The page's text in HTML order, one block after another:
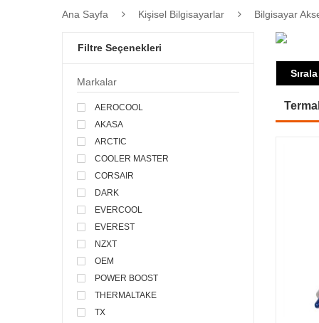
Ana Sayfa Kişisel Bilgisayarlar Bilgisayar
Filtre Seçenekleri
Markalar
AEROCOOL
AKASA
ARCTIC
COOLER MASTER
CORSAIR
DARK
EVERCOOL
EVEREST
NZXT
OEM
POWER BOOST
THERMALTAKE
TX
Sırala